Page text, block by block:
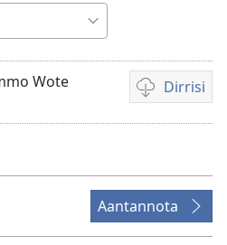
Wote
Dirrisi
Viidiyo
dirrisiꞌnanni
Aantannota